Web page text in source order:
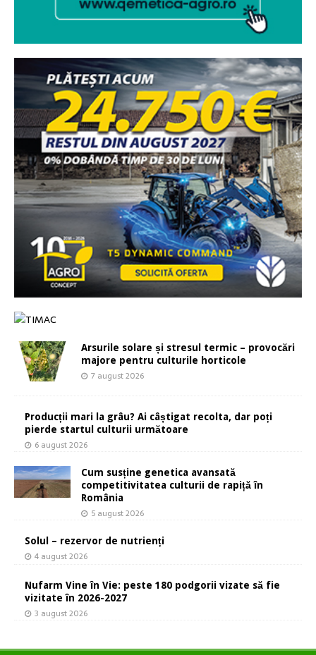
Arsurile solare și stresul termic – provocări
majore pentru culturile horticole
7 august 2026
Producții mari la grâu? Ai câștigat recolta, dar poți
pierde startul culturii următoare
6 august 2026
Cum susține genetica avansată
competitivitatea culturii de rapiță în
România
5 august 2026
Solul – rezervor de nutrienți
4 august 2026
Nufarm Vine în Vie: peste 180 podgorii vizate să fie
vizitate în 2026-2027
3 august 2026